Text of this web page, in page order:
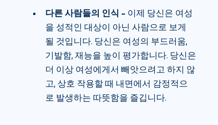
다른 사람들의 인식 – 이제 당신은 여성
을 성적인 대상이 아닌 사람으로 보게
될 것입니다. 당신은 여성의 부드러움,
기발함, 재능을 높이 평가합니다. 당신은
더 이상 여성에게서 빼앗으려고 하지 않
고, 상호 작용할 때 내면에서 감정적으
로 발생하는 따뜻함을 즐깁니다.